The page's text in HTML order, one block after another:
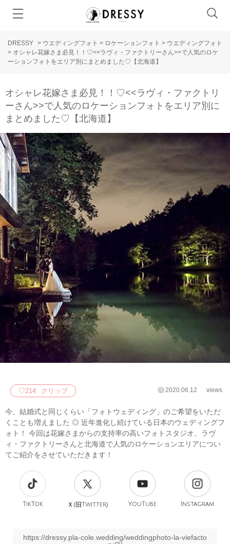
DRESSY > ウエディングフォト > ロケーションフォト > ウエディングフォト
> オシャレ花嫁さま必見！！♡<<ラヴィ・ファクトリーさん>>で人気のロケ
ーションフォトをエリア別にまとめました♡【北海道】
オシャレ花嫁さま必見！！♡<<ラヴィ・ファクトリ
ーさん>>で人気のロケーションフォトをエリア別に
まとめました♡【北海道】
♡214 クリップ 2020.06.12 views
今、結婚式と同じくらい「フォトウェディング」のご希望をいただ
くことも増えました ◎ 近年進化し続けている日本のウェディングフ
ォト！ 今回は花嫁さまからの支持率の高いフォトスタジオ、ラヴ
ィ・ファクトリーさんと北海道で人気のロケーションエリアについ
てご紹介をさせていただきます！
TikTok Ｘ(旧Twitter) YouTube Instagram
https://dressy.pla-cole.wedding/weddingphoto-la-viefacto